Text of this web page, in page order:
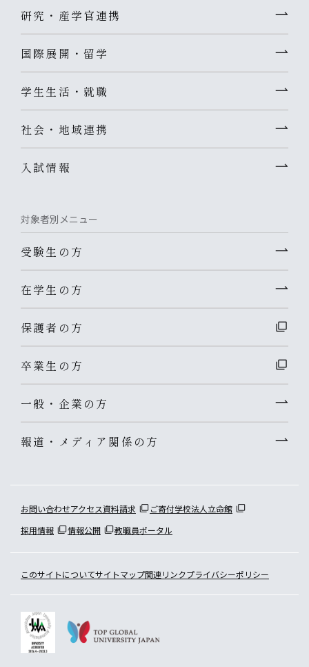
研究・産学官連携
国際展開・留学
学生生活・就職
社会・地域連携
入試情報
対象者別メニュー
受験生の方
在学生の方
保護者の方
卒業生の方
一般・企業の方
報道・メディア関係の方
お問い合わせアクセス資料請求 ご寄付学校法人立命館
採用情報
情報公開 教職員ポータル
このサイトについてサイトマップ関連リンクプライバシーポリシー